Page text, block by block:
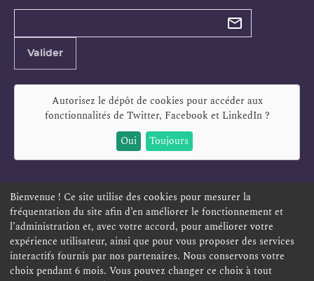
Types de
Valider
Autorisez le dépôt de cookies pour accéder aux
fonctionnalités de Twitter, Facebook et LinkedIn?
Oui
Toujours
ESPACE PERSONNEL OFFRES D'EMPLOI SIGNALEMENT
TÉLÉSERVICES PLAN DU SITE
ACCESSIBILITÉ POLITIQUE DE CONFIDENTIALITÉ
MENTIONS LÉGALES CONTACT
Bienvenue ! Ce site utilise des cookies pour mesurer la
fréquentation du site afin d’en améliorer le fonctionnement et
l’administration et, avec votre accord, pour améliorer votre
expérience utilisateur, ainsi que pour vous proposer des services
interactifs fournis par nos partenaires. Nous conservons votre
choix pendant 6 mois. Vous pouvez changer ce choix à tout